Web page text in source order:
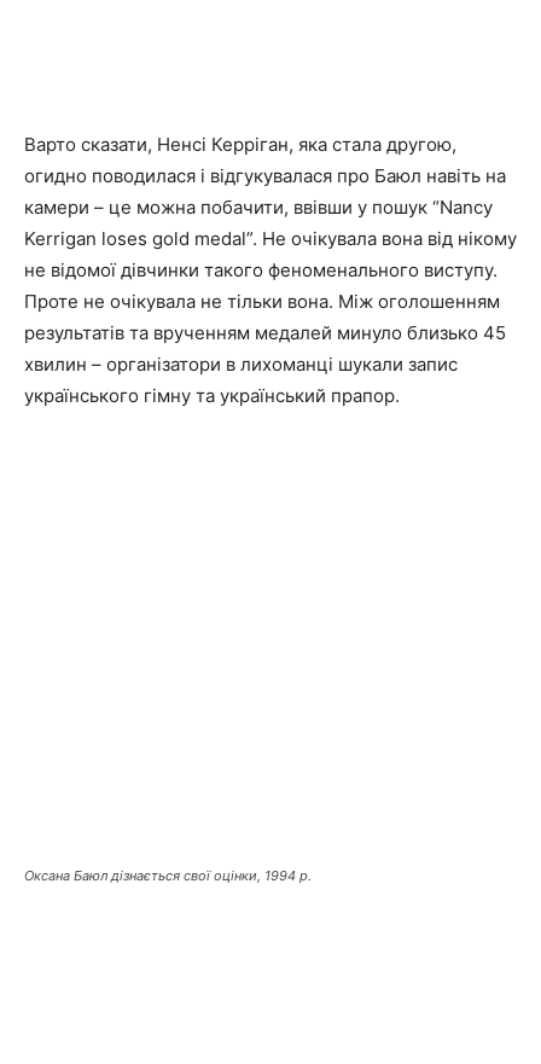
Варто сказати, Ненсі Керріган, яка стала другою,
огидно поводилася і відгукувалася про Баюл навіть на
камери – це можна побачити, ввівши у пошук “Nancy
Kerrigan loses gold medal”. Не очікувала вона від нікому
не відомої дівчинки такого феноменального виступу.
Проте не очікувала не тільки вона. Між оголошенням
результатів та врученням медалей минуло близько 45
хвилин – організатори в лихоманці шукали запис
українського гімну та український прапор.
Оксана Баюл дізнається свої оцінки, 1994 р.